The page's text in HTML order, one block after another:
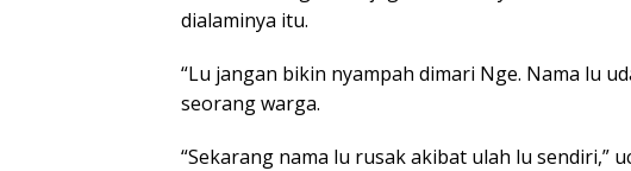
dialaminya itu.
“Lu jangan bikin nyampah dimari Nge. Nama lu
seorang warga.
“Sekarang nama lu rusak akibat ulah lu sendiri,”